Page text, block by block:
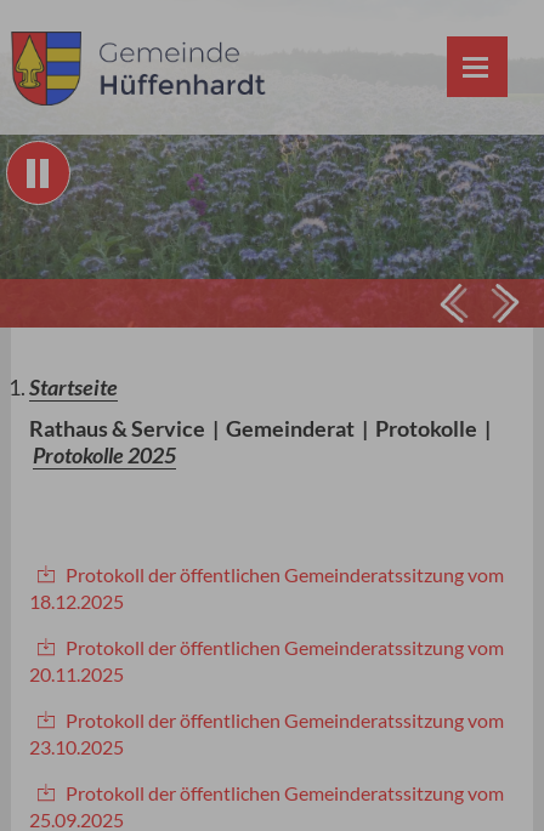
Prev
Startseite
Rathaus & Service | Gemeinderat| Protokolle |
Protokolle 2025
Protokoll der öffentlichen Gemeinderatssitzung vom
18.12.2025
Protokoll der öffentlichen Gemeinderatssitzung vom
20.11.2025
Protokoll der öffentlichen Gemeinderatssitzung vom
23.10.2025
Protokoll der öffentlichen Gemeinderatssitzung vom
25.09.2025